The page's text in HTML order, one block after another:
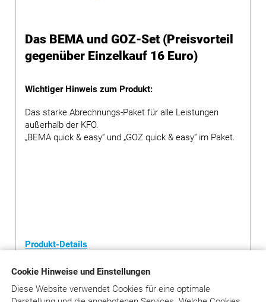
Cookie Hinweise und Einstellungen
Diese Website verwendet Cookies für eine optimale
Das BEMA und GOZ-Set (Preisvorteil
gegenüber Einzelkauf 16 Euro)
Wichtiger Hinweis zum Produkt:
Das starke Abrechnungs-Paket für alle Leistungen
außerhalb der KFO.
„BEMA quick & easy“ und „GOZ quick & easy“ im Paket.
Produkt-Details
EUR 135,00(inkl. MwSt.)